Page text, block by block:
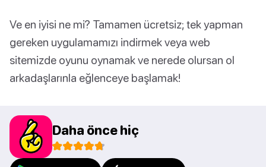
Ve en iyisi ne mi? Tamamen ücretsiz; tek yapman
gereken uygulamamızı indirmek veya web
sitemizde oyunu oynamak ve nerede olursan ol
arkadaşlarınla eğlenceye başlamak!
Daha önce hiç